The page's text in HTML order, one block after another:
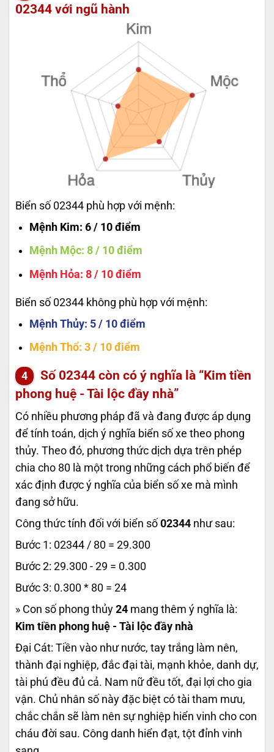
02344 với ngũ hành
Biển số 02344 phù hợp với mệnh:
Mệnh Kim: 6 / 10 điểm
Mệnh Mộc: 8 / 10 điểm
Mệnh Hỏa: 8 / 10 điểm
Biển số 02344 không phù hợp với mệnh:
Mệnh Thủy: 5 / 10 điểm
Mệnh Thổ: 3 / 10 điểm
Số 02344 còn có ý nghĩa là “Kim tiền
phong huệ - Tài lộc đầy nhà”
Có nhiều phương pháp đã và đang được áp dụng
để tính toán, dịch ý nghĩa biển số xe theo phong
thủy. Theo đó, phương thức dịch dựa trên phép
chia cho 80 là một trong những cách phổ biến để
xác định được ý nghĩa của biển số xe mà mình
đang sở hữu.
Công thức tính đối với biển số 02344 như sau:
Bước 1: 02344 / 80 = 29.300
Bước 2: 29.300 - 29 = 0.300
Bước 3: 0.300 * 80 = 24
» Con số phong thủy 24 mang thêm ý nghĩa là:
Kim tiền phong huệ - Tài lộc đầy nhà
Đại Cát: Tiền vào như nước, tay trắng làm nên,
thành đại nghiệp, đắc đại tài, mạnh khỏe, danh dự,
tài phú đều đủ cả. Nam nữ đều tốt, đại lợi cho gia
vận. Chủ nhân số này đặc biệt có tài tham mưu,
chắc chắn sẽ làm nên sự nghiệp hiển vinh cho con
cháu đời sau. Công danh hiển đạt, tột đỉnh vinh